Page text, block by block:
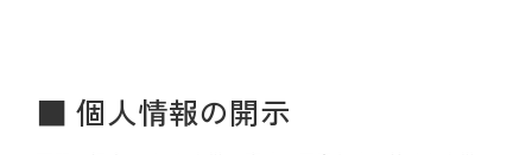
■ 個人情報の開示